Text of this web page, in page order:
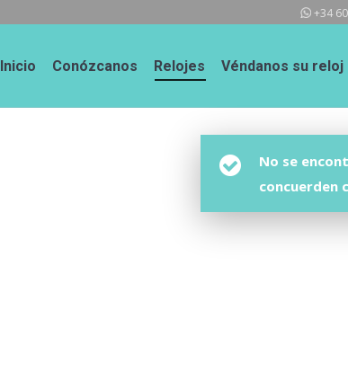
+34
Inicio Conózcanos Relojes Véndanos su reloj
No se
concuerden